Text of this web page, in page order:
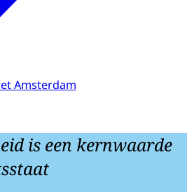
Amsterdam
is een kernwaarde